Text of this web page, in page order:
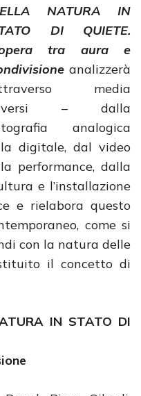
NATURA IN
DI QUIETE.
tra aura e
analizzerà
media
– dalla
analogica
digitale, dal video
performance, dalla
e l’installazione
e rielabora questo
come si
con la natura delle
il concetto di
IN STATO DI